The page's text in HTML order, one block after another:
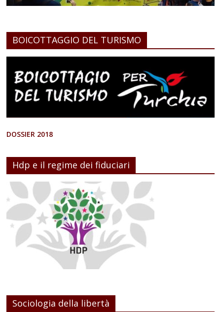
BOICOTTAGGIO DEL TURISMO
DOSSIER 2018
Hdp e il regime dei fiduciari
Sociologia della libertà